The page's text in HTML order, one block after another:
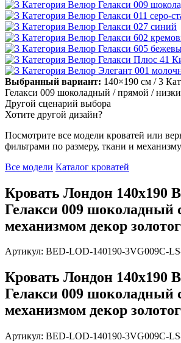
Выбранный вариант: 140×190 см / 3
Гелакси 009 шоколадный / прямой /
Другой сценарий выбора
Хотите другой дизайн?
Посмотрите все модели кроватей или
фильтрами по размеру, ткани и
Все модели Каталог кроватей
Кровать Лондон 140х190
Гелакси 009 шоколадный
механизмом декор
Артикул: BED-LOD-140190-3VG009C-
Кровать Лондон 140х190
Гелакси 009 шоколадный
механизмом декор
Артикул: BED-LOD-140190-3VG009C-